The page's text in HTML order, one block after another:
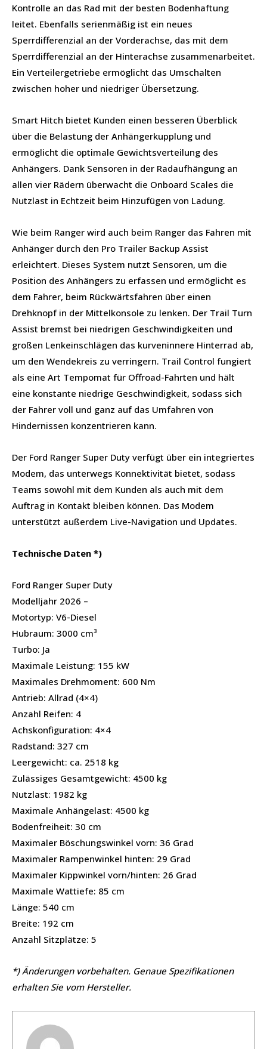
Kontrolle an das Rad mit der besten Bodenhaftung
leitet. Ebenfalls serienmäßig ist ein neues
Sperrdifferenzial an der Vorderachse, das mit dem
Sperrdifferenzial an der Hinterachse zusammenarbeitet.
Ein Verteilergetriebe ermöglicht das Umschalten
zwischen hoher und niedriger Übersetzung.
Smart Hitch bietet Kunden einen besseren Überblick
über die Belastung der Anhängerkupplung und
ermöglicht die optimale Gewichtsverteilung des
Anhängers. Dank Sensoren in der Radaufhängung an
allen vier Rädern überwacht die Onboard Scales die
Nutzlast in Echtzeit beim Hinzufügen von Ladung.
Wie beim Ranger wird auch beim Ranger das Fahren mit
Anhänger durch den Pro Trailer Backup Assist
erleichtert. Dieses System nutzt Sensoren, um die
Position des Anhängers zu erfassen und ermöglicht es
dem Fahrer, beim Rückwärtsfahren über einen
Drehknopf in der Mittelkonsole zu lenken. Der Trail Turn
Assist bremst bei niedrigen Geschwindigkeiten und
großen Lenkeinschlägen das kurveninnere Hinterrad ab,
um den Wendekreis zu verringern. Trail Control fungiert
als eine Art Tempomat für Offroad-Fahrten und hält
eine konstante niedrige Geschwindigkeit, sodass sich
der Fahrer voll und ganz auf das Umfahren von
Hindernissen konzentrieren kann.
Der Ford Ranger Super Duty verfügt über ein integriertes
Modem, das unterwegs Konnektivität bietet, sodass
Teams sowohl mit dem Kunden als auch mit dem
Auftrag in Kontakt bleiben können. Das Modem
unterstützt außerdem Live-Navigation und Updates.
Technische Daten *)
Ford Ranger Super Duty
Modelljahr 2026 –
Motortyp: V6-Diesel
Hubraum: 3000 cm³
Turbo: Ja
Maximale Leistung: 155 kW
Maximales Drehmoment: 600 Nm
Antrieb: Allrad (4×4)
Anzahl Reifen: 4
Achskonfiguration: 4×4
Radstand: 327 cm
Leergewicht: ca. 2518 kg
Zulässiges Gesamtgewicht: 4500 kg
Nutzlast: 1982 kg
Maximale Anhängelast: 4500 kg
Bodenfreiheit: 30 cm
Maximaler Böschungswinkel vorn: 36 Grad
Maximaler Rampenwinkel hinten: 29 Grad
Maximaler Kippwinkel vorn/hinten: 26 Grad
Maximale Wattiefe: 85 cm
Länge: 540 cm
Breite: 192 cm
Anzahl Sitzplätze: 5
*) Änderungen vorbehalten. Genaue Spezifikationen
erhalten Sie vom Hersteller.